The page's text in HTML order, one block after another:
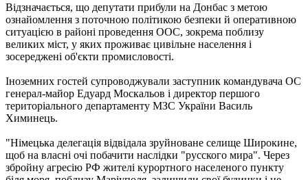
Відзначається, що депутати прибули на Донбас з метою
ознайомлення з поточною політикою безпеки й оперативною
ситуацією в районі проведення ООС, зокрема поблизу
великих міст, у яких проживає цивільне населення і
зосереджені об'єкти промисловості.
Іноземних гостей супроводжували заступник командувача ОС
генерал-майор Едуард Москальов і директор першого
територіального департаменту МЗС України Василь
Химинець.
"Німецька делегація відвідала зруйноване селище Широкине,
щоб на власні очі побачити наслідки "русского мира". Через
збройну агресію РФ жителі курортного населеного пункту